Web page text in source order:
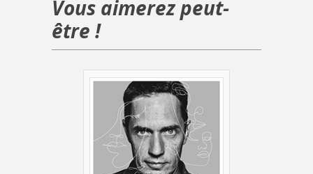
Vous aimerez peut-
être !